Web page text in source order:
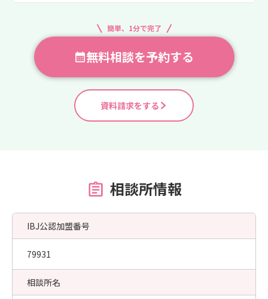
簡単、1分で完了
無料相談を予約する
資料請求をする
相談所情報
IBJ公認加盟番号
79931
相談所名